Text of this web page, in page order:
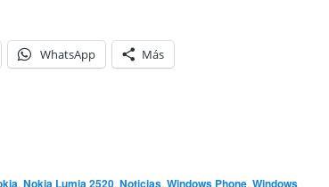
WhatsApp Más
, Nokia Lumia 2520, Noticias, Windows Phone, Windows